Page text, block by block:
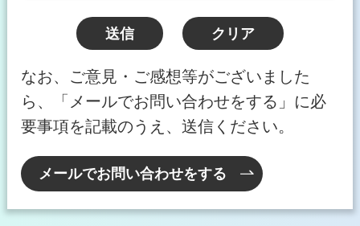
なお、ご意見・ご感想等がございました
ら、「メールでお問い合わせをする」に必
要事項を記載のうえ、送信ください。
メールでお問い合わせをする